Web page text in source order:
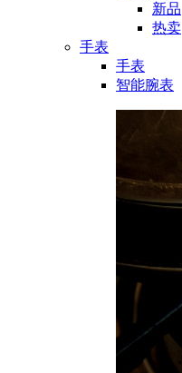
新品
热卖
手表
手表
智能腕表